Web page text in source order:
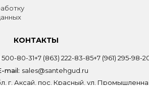
КОНТАКТЫ
500-80-31+7 (863) 222-83-85+7 (961) 295-98-
mail: sales@santehgud.ru
г. Аксай, пос. Красный, ул.